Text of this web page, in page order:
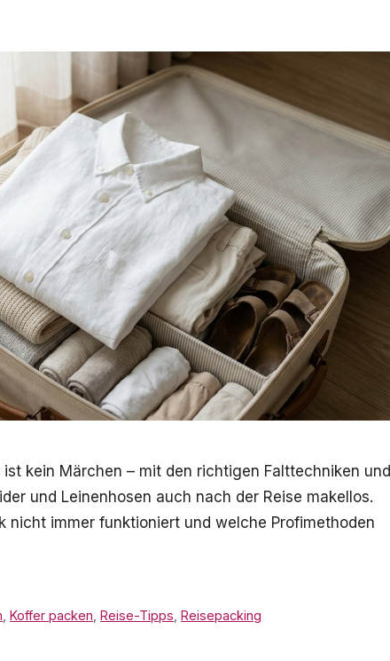
kein Märchen – mit den richtigen Falttechniken und
und Leinenhosen auch nach der Reise makellos.
nicht immer funktioniert und welche Profimethoden
,Koffer packen ,Reise-Tipps ,Reisepacking